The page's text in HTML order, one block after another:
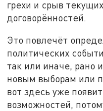
грехи и срыв
договорённостей.
Это повлечёт
политических
так или иначе, рано
новым выборам или
вот здесь уже
возможностей,